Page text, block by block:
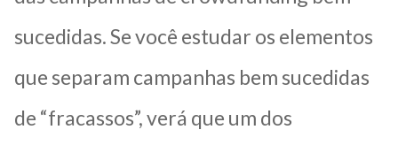
sucedidas. Se você estudar os elementos
que separam campanhas bem sucedidas
de “fracassos”, verá que um dos